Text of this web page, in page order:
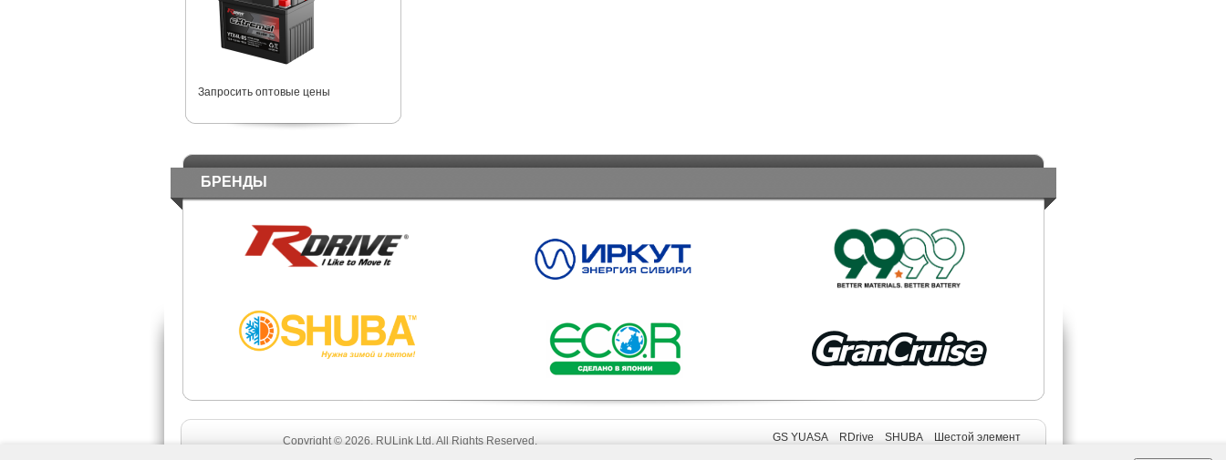
Запросить оптовые цены
БРЕНДЫ
Copyright © 2026. RULink Ltd. All Rights Reserved. GS YUASA RDrive SHUBA Шестой элемент